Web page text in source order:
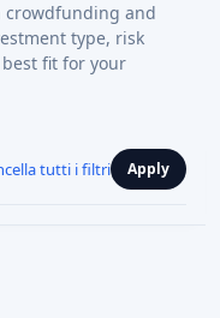
crowdfunding and
type, risk
fit for your
tutti i filtri Apply